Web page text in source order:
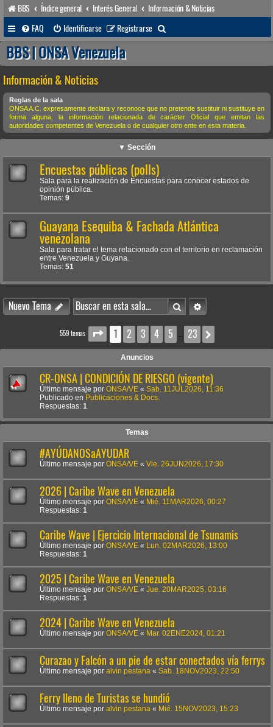
BBS Índice general Interés General
Información & Noticias
FAQ
Identificarse Registrarse
u
a
r
BBS | ONSA Venezuela
Información & Noticias
Reglas de la sala
ONSA A.C. expresamente declara y reconoce que no pretende sustituir ni sustituye en
forma alguna, la información relacionada de carácter Oficial que emitan las
autoridades competentes de Venezuela o de cualquier otro ente en esta materia.
▼ Sección
Encuestas públicas (polls)
Sala para la realización de Encuestas para conocer estados de
opinión pública.
Temas: 9
Guayana Esequiba & Fachada Atlántica
venezolana
Sala para tratar el tema relacionado con el territorio en reclamación
entre Venezuela y Guyana.
Temas: 51
Nuevo Tema BuscarBúsqueda avanzada
559 temas Página1 de 23
1 2 3 4 5 … 23
Anuncios
CR-ONSA | CONDICIÓN DE RIESGO (vigente)
Último mensaje por ONSA/VE « Sab. 11JUL2026, 11:36
Publicado en Publicaciones & Docs.
Respuestas: 1
Temas
#AYÚDANOSaAYUDAR
Último mensaje por ONSA/VE « Vie. 26JUN2026, 17:30
2026 | Caribe Wave en Venezuela
Último mensaje por ONSA/VE « Mié. 11MAR2026, 00:27
Respuestas: 1
Caribe Wave | Ejercicio Internacional de Tsunamis
Último mensaje por ONSA/VE «
Lun. 02MAR2026, 13:00
Respuestas: 1
2025 | Caribe Wave en Venezuela
Último mensaje por ONSA/VE « Jue. 20MAR2025, 03:16
Respuestas: 1
2024 | Caribe Wave en Venezuela
Último mensaje por ONSA/VE « Mar. 02ENE2024, 01:21
Curazao y Falcón a un pie de estar conectados vía ferrys
Último mensaje por alvin pestana « Sab. 18NOV2023, 22:50
Ferry lleno de Turistas se hundió
Último mensaje por alvin pestana « Mié. 15NOV2023, 15:23